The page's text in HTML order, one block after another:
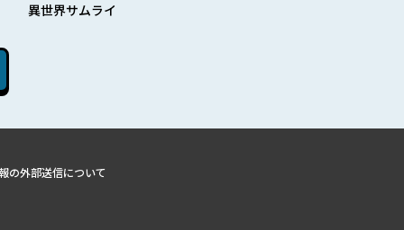
異世界サムライ
の外部送信について